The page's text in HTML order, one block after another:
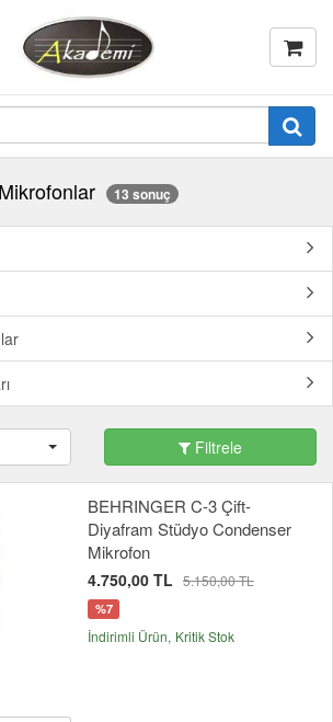
Mikrofonlar 13 sonuç
Filtrele
BEHRINGER C-3 Çift-
Diyafram Stüdyo Condenser
Mikrofon
4.750,00 TL 5.150,00 TL
%7
İndirimli Ürün Kritik Stok